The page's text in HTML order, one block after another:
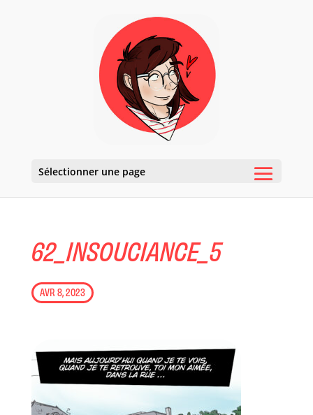
Sélectionner une page
62_INSOUCIANCE_5
AVR 8, 2023